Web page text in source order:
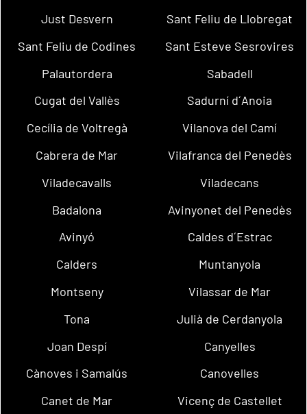
Just Desvern
Sant Feliu de Llobregat
Sant Feliu de Codines
Sant Esteve Sesrovires
Palautordera
Sabadell
Cugat del Vallès
Sadurní d´Anoia
Cecília de Voltregà
Vilanova del Camí
Cabrera de Mar
Vilafranca del Penedès
Viladecavalls
Viladecans
Badalona
Avinyonet del Penedès
Avinyó
Caldes d´Estrac
Calders
Muntanyola
Montseny
Vilassar de Mar
Tona
Julià de Cerdanyola
Joan Despí
Canyelles
Cànoves i Samalús
Canovelles
Canet de Mar
Vicenç de Castellet